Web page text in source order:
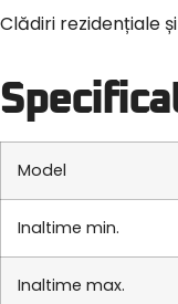
Clădiri
Model
Inaltime min.
Inaltime max.